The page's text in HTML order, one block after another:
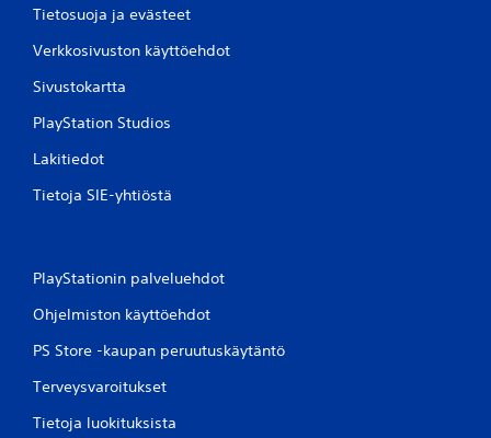
Tietosuoja ja evästeet
Verkkosivuston käyttöehdot
Sivustokartta
PlayStation Studios
Lakitiedot
Tietoja SIE-yhtiöstä
PlayStationin palveluehdot
Ohjelmiston käyttöehdot
PS Store -kaupan peruutuskäytäntö
Terveysvaroitukset
Tietoja luokituksista